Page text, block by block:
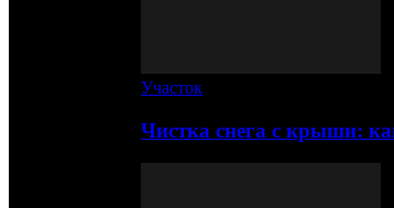
Участок
Чистка снега с крыши: